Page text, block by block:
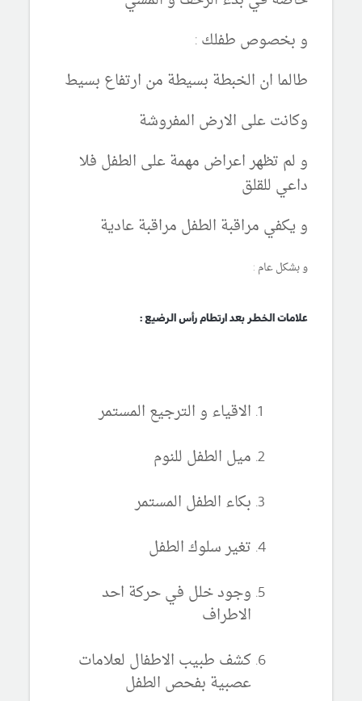
و بخصوص طفلك :
طالما ان الخبطة بسيطة من ارتفاع بسيط
وكانت على الارض المفروشة
و لم تظهر اعراض مهمة على الطفل فلا
داعي للقلق
و يكفي مراقبة الطفل مراقبة عادية
و بشكل عام :
علامات الخطر بعد ارتطام رأس الرضيع :
الاقياء و الترجيع المستمر
ميل الطفل للنوم
بكاء الطفل المستمر
تغير سلوك الطفل
وجود خلل في حركة احد
الاطراف
كشف طبيب الاطفال لعلامات
عصبية بفحص الطفل